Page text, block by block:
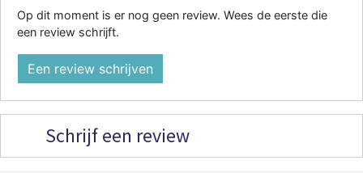
Op dit moment is er nog geen review. Wees de eerste die
een review schrijft.
Een review schrijven
Schrijf een review